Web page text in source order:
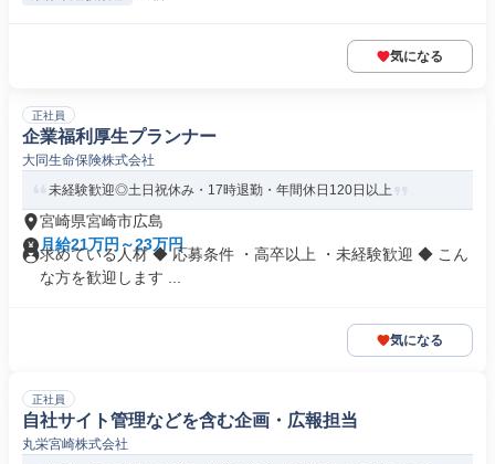
気になる
正社員
企業福利厚生プランナー
大同生命保険株式会社
未経験歓迎◎土日祝休み・17時退勤・年間休日120日以上
宮崎県宮崎市広島
月給21万円～23万円
求めている人材 ◆ 応募条件 ・高卒以上 ・未経験歓迎 ◆ こん
な方を歓迎します ...
気になる
正社員
自社サイト管理などを含む企画・広報担当
丸栄宮崎株式会社